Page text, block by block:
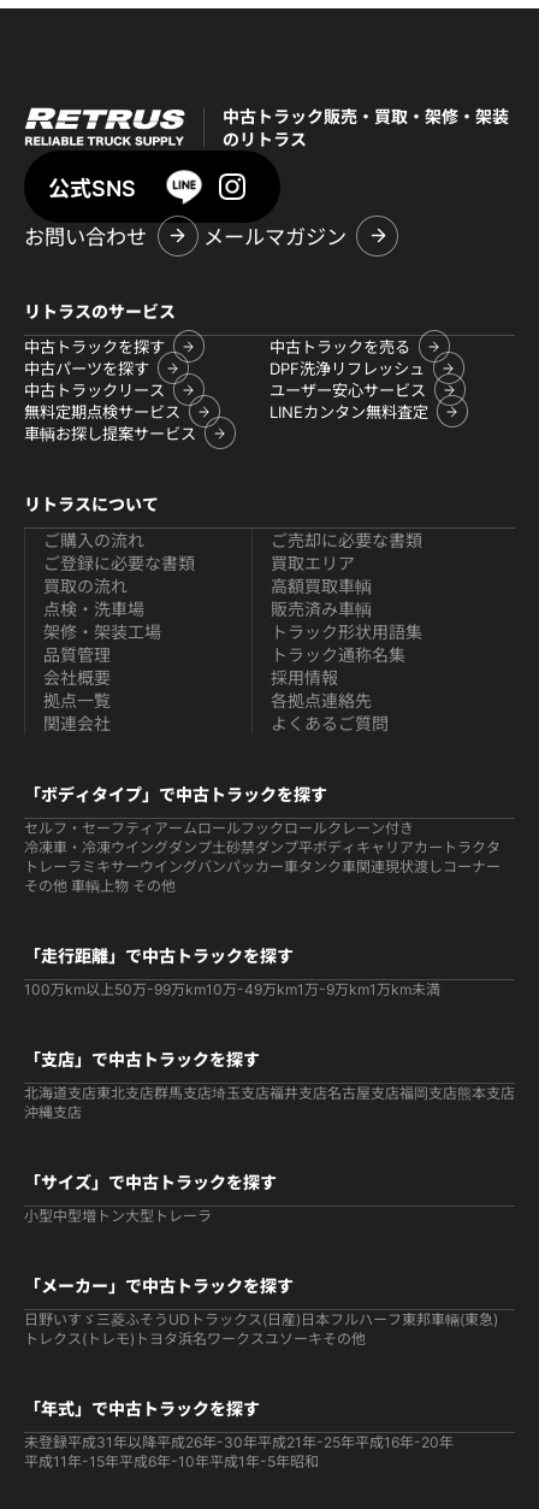
中古トラック販売・買取・架修・架装
のリトラス
公式SNS
お問い合わせ
メールマガジン
リトラスのサービス
中古トラックを探す
中古トラックを売る
中古パーツを探す
DPF洗浄リフレッシュ
中古トラックリース
ユーザー安心サービス
無料定期点検サービス
LINEカンタン無料査定
車輌お探し提案サービス
リトラスについて
ご購入の流れ
ご登録に必要な書類
買取の流れ
ご売却に必要な書類
買取エリア
高額買取車輌
点検・洗車場
架修・架装工場
品質管理
販売済み車輌
トラック形状用語集
トラック通称名集
会社概要
拠点一覧
関連会社
採用情報
各拠点連絡先
よくあるご質問
「ボディタイプ」で中古トラックを探す
セルフ・セーフティ アームロールフックロールクレーン付き
冷凍車・冷凍ウイングダンプ土砂禁ダンプ平ボディ キャリアカー トラクタ
トレーラ ミキサーウイングバンパッカー車タンク車関連現状渡しコーナー
その他 車輌 上物 その他
「走行距離」で中古トラックを探す
100万km以上50万-99万km10万-49万km1万-9万km1万km未満
「支店」で中古トラックを探す
北海道支店東北支店群馬支店埼玉支店福井支店名古屋支店福岡支店熊本支店
沖縄支店
「サイズ」で中古トラックを探す
小型中型増トン大型 トレーラ
「メーカー」で中古トラックを探す
日野いすゞ 三菱ふそう UDトラックス(日産) 日本フルハーフ 東邦車輛(東急)
トレクス(トレモ) トヨタ浜名ワークス ユソーキその他
「年式」で中古トラックを探す
未登録平成31年以降平成26年-30年平成21年-25年平成16年-20年
平成11年-15年平成6年-10年平成1年-5年昭和